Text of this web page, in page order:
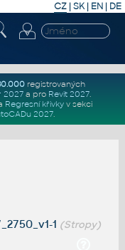
CZ | SK| EN | DE
registrovaných
2027a pro Revit 2027.
Regresní křivkyv sekci
2027.
1 (Stropy)